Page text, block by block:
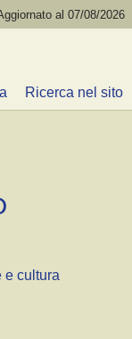
al 07/08/2026
Ricerca nel sito
e cultura